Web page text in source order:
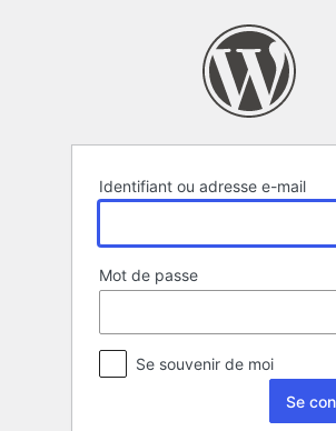
Identifiant ou adresse e-mail
Mot de passe
Se souvenir de moi